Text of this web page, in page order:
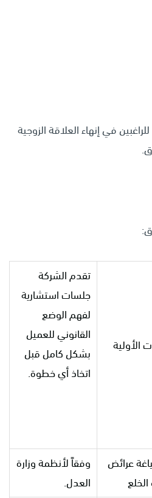
في إنهاء العلاقة الزوجية
الأولية
تقدم الشركة
جلسات استشارية
لفهم الوضع
القانوني للعميل
بشكل كامل قبل
اتخاذ أي خطوة.
عرائض
وفقاً لأنظمة وزارة
العدل.